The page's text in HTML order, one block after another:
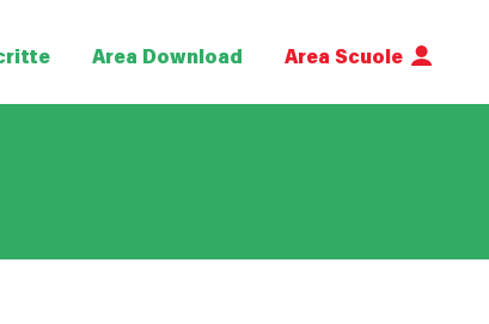
Area Download Area Scuole